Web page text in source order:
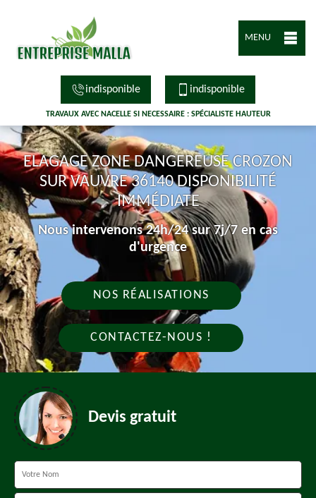
MENU
indisponible indisponible
TRAVAUX AVEC NACELLE SI NECESSAIRE : SPÉCIALISTE HAUTEUR
ELAGAGE ZONE DANGEREUSE CROZON
SUR VAUVRE 36140 DISPONIBILITÉ
IMMÉDIATE
Nous intervenons 24h/24 sur 7j/7 en cas
d'urgence
NOS RÉALISATIONS
CONTACTEZ-NOUS !
Devis gratuit